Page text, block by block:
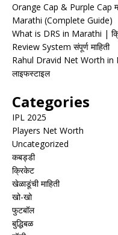
Orange Cap & Purple Cap
Marathi (Complete Guide)
What is DRS in Marathi |
Review System संपूर्ण माहिती
Rahul Dravid Net Worth in
लाइफस्टाइल
Categories
IPL 2025
Players Net Worth
Uncategorized
कबड्डी
क्रिकेट
खेळाडूंची माहिती
खो-खो
फुटबॉल
बुद्धिबळ